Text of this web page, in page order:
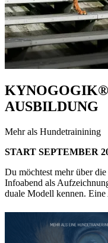
AUSBILDUNG
Mehr als Hundetrainining
START SEPTEMBER
Du möchtest mehr über
Infoabend als
duale Modell kennen.